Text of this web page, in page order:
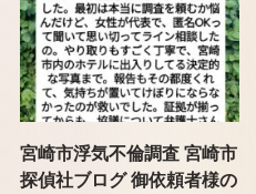
宮崎市浮気不倫調査 宮崎市
探偵社ブログ 御依頼者様の